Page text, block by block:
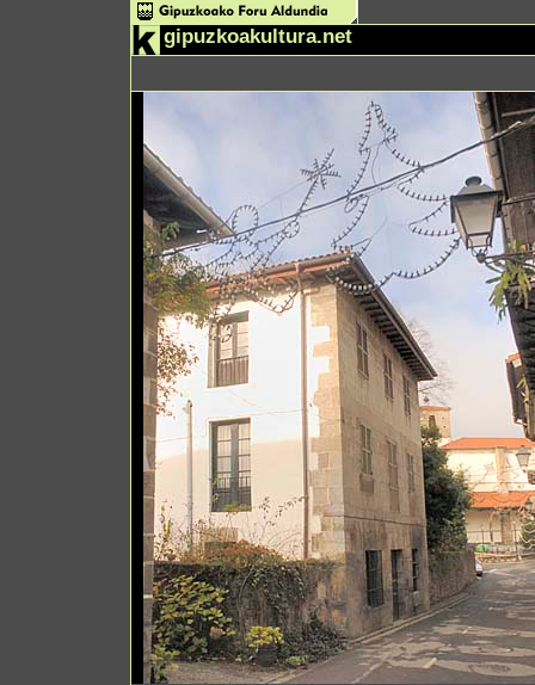
gipuzkoakultura.net